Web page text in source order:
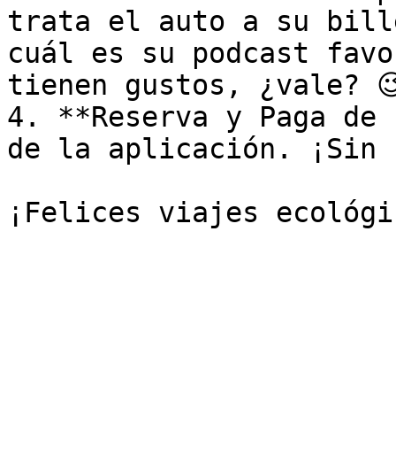
trata el auto a su
cuál es su podcast
tienen gustos, ¿vale?
4. **Reserva y Paga de
de la aplicación. ¡Sin